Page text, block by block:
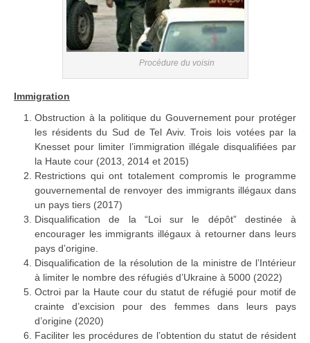
Procédure du voisin
Immigration
Obstruction à la politique du Gouvernement pour protéger
les résidents du Sud de Tel Aviv. Trois lois votées par la
Knesset pour limiter l’immigration illégale disqualifiées par
la Haute cour (2013, 2014 et 2015)
Restrictions qui ont totalement compromis le programme
gouvernemental de renvoyer des immigrants illégaux dans
un pays tiers (2017)
Disqualification de la “Loi sur le dépôt” destinée à
encourager les immigrants illégaux à retourner dans leurs
pays d’origine.
Disqualification de la résolution de la ministre de l’Intérieur
à limiter le nombre des réfugiés d’Ukraine à 5000 (2022)
Octroi par la Haute cour du statut de réfugié pour motif de
crainte d’excision pour des femmes dans leurs pays
d’origine (2020)
Faciliter les procédures de l’obtention du statut de résident